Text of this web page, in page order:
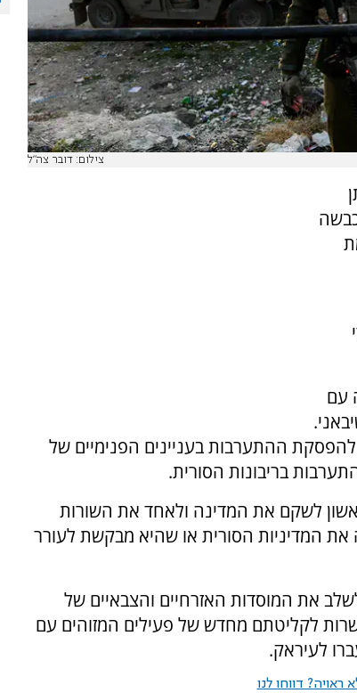
צילום: דובר צה"ל
עם
להפסקת ההתערבות בעניינים הפנימיים של
בריבונות הסורית.
לשקם את המדינה ולאחד את השורות
את המדיניות הסורית או שהיא מבקשת לעורר
את המוסדות האזרחיים והצבאיים של
לקליטתם מחדש של פעילים המזוהים עם
לעיראק.
דווחו לנו